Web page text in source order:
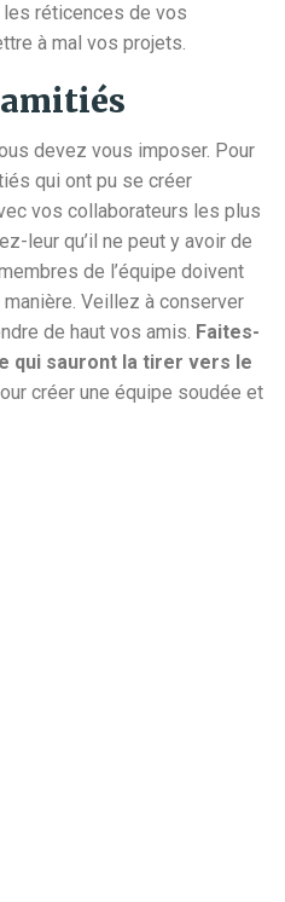
réticences de vos
à mal vos projets.
devez vous imposer. Pour
qui ont pu se créer
vos collaborateurs les plus
leur qu’il ne peut y avoir de
de l’équipe doivent
Veillez à conserver
de haut vos amis. Faites-
qui sauront la tirer vers le
créer une équipe soudée et